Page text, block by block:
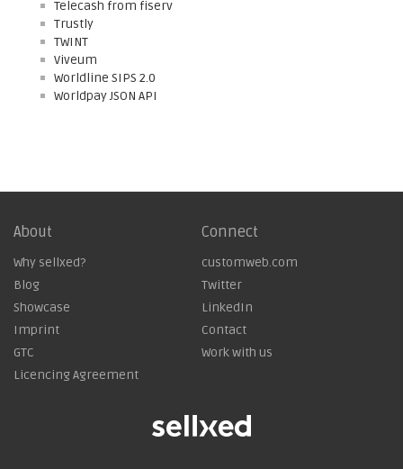
Telecash from fiserv
Trustly
TWINT
Viveum
Worldline SIPS 2.0
Worldpay JSON API
About
Why sellxed?
Blog
Showcase
Imprint
GTC
Licencing Agreement
Connect
customweb.com
Twitter
LinkedIn
Contact
Work with us